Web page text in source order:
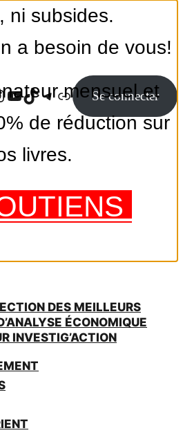
YouTube TikTok TelegramLien Se connecter
DES MEILLEURS
ÉCONOMIQUE
INVESTIG’ACTION
ni subsides.
a besoin de vous!
mensuel et
de réduction sur
livres.